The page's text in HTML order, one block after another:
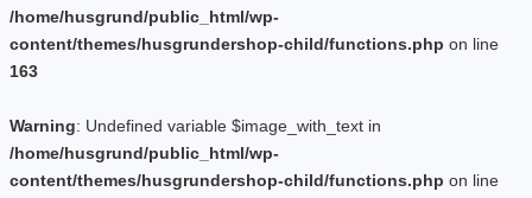
/home/husgrund/public_html/wp-
content/themes/husgrundershop-child/functions.php on line
163
Warning: Undefined variable $image_with_text in
/home/husgrund/public_html/wp-
content/themes/husgrundershop-child/functions.php on line